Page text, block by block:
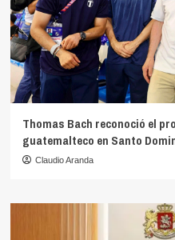
Thomas Bach reconoció el
guatemalteco en Santo
Claudio Aranda